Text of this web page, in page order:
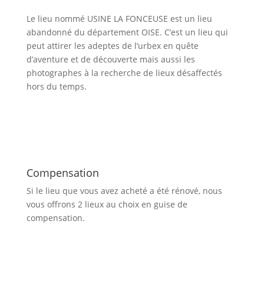
Le lieu nommé USINE LA FONCEUSE est un lieu
abandonné du département OISE. C’est un lieu qui
peut attirer les adeptes de l’urbex en quête
d’aventure et de découverte mais aussi les
photographes à la recherche de lieux désaffectés
hors du temps.
Compensation
Si le lieu que vous avez acheté a été rénové, nous
vous offrons 2 lieux au choix en guise de
compensation.